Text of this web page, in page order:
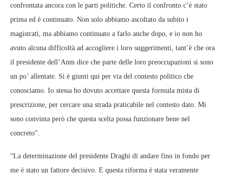
confrontata ancora con le parti politiche. Certo il confronto c‘è stato
prima ed è continuato. Non solo abbiamo ascoltato da subito i
magistrati, ma abbiamo continuato a farlo anche dopo, e io non ho
avuto alcuna difficoltà ad accogliere i loro suggerimenti, tant’è che ora
il presidente dell’Anm dice che parte delle loro preoccupazioni si sono
un po’ allentate. Si è giunti qui per via del contesto politico che
conosciamo. Io stessa ho dovuto accettare questa formula mista di
prescrizione, per cercare una strada praticabile nel contesto dato. Mi
sono convinta però che questa scelta possa funzionare bene nel
concreto”.
“La determinazione del presidente Draghi di andare fino in fondo per
me è stato un fattore decisivo. E questa riforma è stata veramente